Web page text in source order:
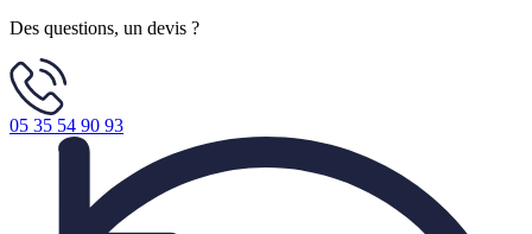
Des questions, un devis ?
05 35 54 90 93